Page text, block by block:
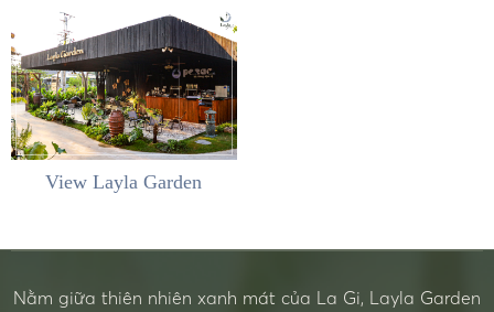
View Layla Garden
Nằm giữa thiên nhiên xanh mát của La Gi, Layla Garden